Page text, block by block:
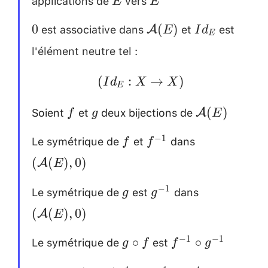
0
0 est associative dans\mathcal{A}
A(E) etId_E
IdE est
l'élément neutre tel :
(Id_E : X
X)
(IdE : X → X )
Soient ff et g
g deux bijections deA(E)
Le symétrique de f
f et f^{-1}
f−1 dans
(A(E),0)
Le symétrique de g
g est g^{-1}
g−1 dans
(A (E),0)
Le symétrique de g
g ∘ f est f^{-1}
f−1 ∘ g−1